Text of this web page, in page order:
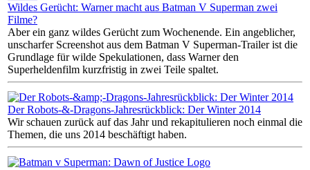
Wildes Gerücht: Warner macht aus Batman V Superman zwei
Filme?
Aber ein ganz wildes Gerücht zum Wochenende. Ein angeblicher,
unscharfer Screenshot aus dem Batman V Superman-Trailer ist die
Grundlage für wilde Spekulationen, dass Warner den
Superheldenfilm kurzfristig in zwei Teile spaltet.
Der Robots-&-Dragons-Jahresrückblick: Der Winter 2014
Wir schauen zurück auf das Jahr und rekapitulieren noch einmal die
Themen, die uns 2014 beschäftigt haben.